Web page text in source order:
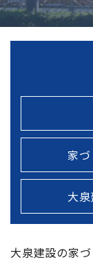
家
大
大泉建設の家づ